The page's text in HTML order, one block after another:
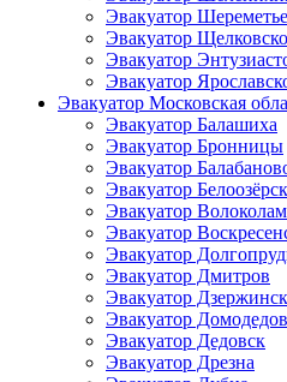
Эвакуатор
Эвакуатор
Эвакуатор
Эвакуатор
Эвакуатор Московская
Эвакуатор Балашиха
Эвакуатор Бронницы
Эвакуатор
Эвакуатор
Эвакуатор
Эвакуатор
Эвакуатор
Эвакуатор Дмитров
Эвакуатор
Эвакуатор
Эвакуатор Дедовск
Эвакуатор Дрезна